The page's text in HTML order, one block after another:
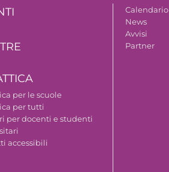
per le scuole
per tutti
per docenti e studenti
accessibili
Calendario
News
Avvisi
Partner